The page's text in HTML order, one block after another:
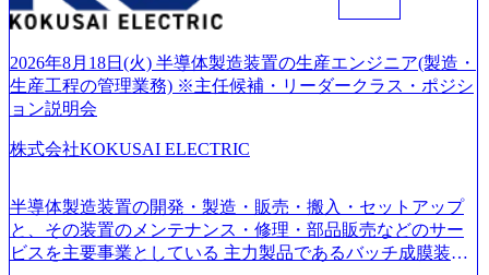
ファーム） 社名の由来は”DXエリアにSpir（槍）を指して
ていく”という位置づけ 一昔前は金融が強い企業として認知
されていたが、現在金融の売上割合は全体の3割。現在はTo
C事業を始め、パブリック、製造業、通信、エンタメ、教
はあるが、社員の興味のある分野やスキルを活用したいな
着けたい方でも幅広に経験を積みたい方でも、キャリア形
成が柔軟に可能な環境である。 https://storage.googleapis.com/
our-vision-production.appspot.com/public/images/20240925204135
_93b1bff3-f71c-4bc9-8bd9-72a8a4826007_1200x554.webp https://
2026年8月18日(火) 半導体製造装置の生産エンジニア(製造・
生産工程の管理業務) ※主任候補・リーダークラス・ポジシ
ョン説明会
株式会社KOKUSAI ELECTRIC
半導体製造装置の開発・製造・販売・搬入・セットアップ
と、その装置のメンテナンス・修理・部品販売などのサー
ビスを主要事業としている 主力製品であるバッチ成膜装置